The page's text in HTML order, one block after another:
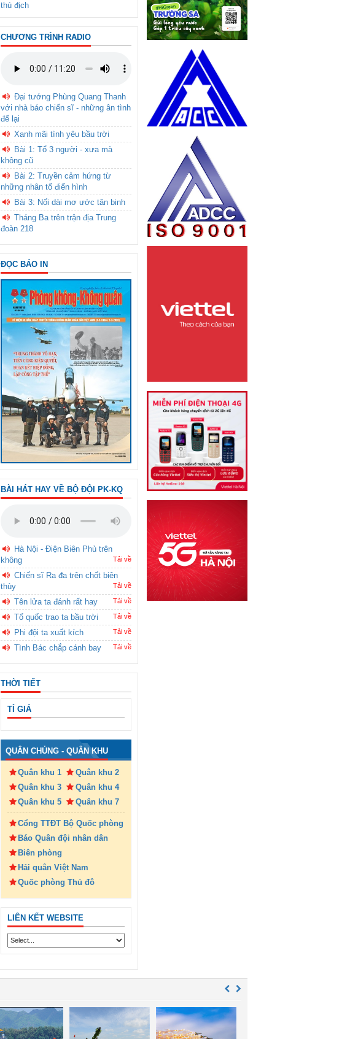
thù địch
CHƯƠNG TRÌNH RADIO
Đại tướng Phùng Quang Thanh
với nhà báo chiến sĩ - những ân tình
để lại
Xanh mãi tình yêu bầu trời
Bài 1: Tổ 3 người - xưa mà
không cũ
Bài 2: Truyền cảm hứng từ
những nhân tố điển hình
Bài 3: Nối dài mơ ước tân binh
Tháng Ba trên trận địa Trung
đoàn 218
ĐỌC BÁO IN
BÀI HÁT HAY VỀ BỘ ĐỘI PK-KQ
Hà Nội - Điện Biên Phủ trên
không
Tải về
Chiến sĩ Ra đa trên chốt biên
thùy
Tải về
Tên lửa ta đánh rất hay Tải về
Tổ quốc trao ta bầu trời Tải về
Phi đội ta xuất kích Tải về
Tình Bác chắp cánh bay Tải về
THỜI TIẾT
TỈ GIÁ
QUÂN CHỦNG - QUÂN KHU
Quân khu 1
Quân khu 2
Quân khu 3
Quân khu 4
Quân khu 5
Quân khu 7
Cổng TTĐT Bộ Quốc phòng
Báo Quân đội nhân dân
Biên phòng
Hải quân Việt Nam
Quốc phòng Thủ đô
LIÊN KẾT WEBSITE